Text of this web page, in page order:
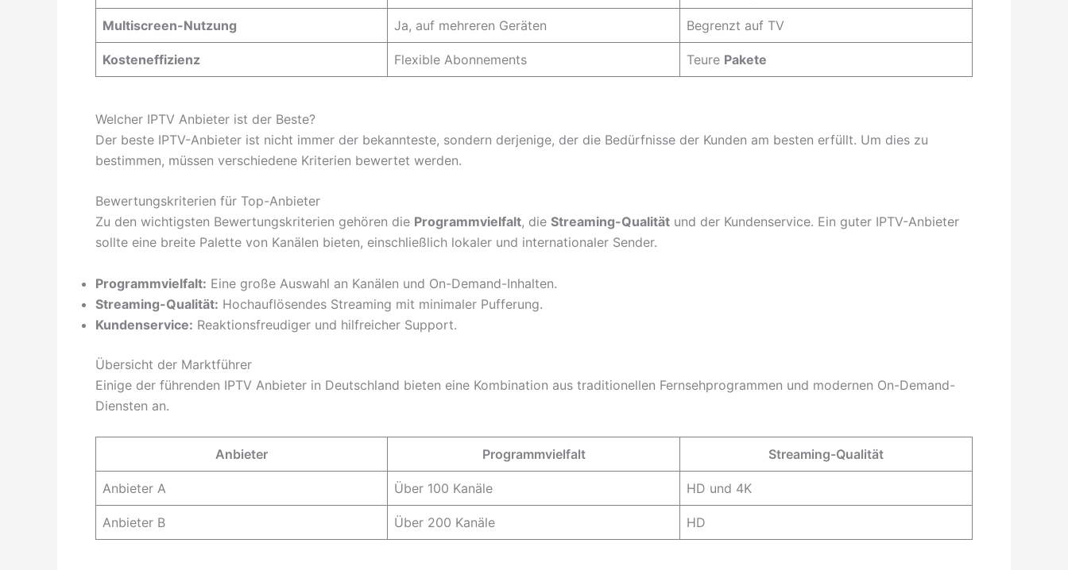
Multiscreen-Nutzung Ja, auf mehreren Geräten Begrenzt auf TV
Kosteneffizienz Flexible Abonnements Teure Pakete
Welcher IPTV Anbieter ist der Beste?
Der beste IPTV-Anbieter ist nicht immer der bekannteste, sondern derjenige, der die Bedürfnisse der Kunden am besten erfüllt. Um dies zu
bestimmen, müssen verschiedene Kriterien bewertet werden.
Bewertungskriterien für Top-Anbieter
Zu den wichtigsten Bewertungskriterien gehören die Programmvielfalt, die Streaming-Qualität und der Kundenservice. Ein guter IPTV-Anbieter
sollte eine breite Palette von Kanälen bieten, einschließlich lokaler und internationaler Sender.
Programmvielfalt: Eine große Auswahl an Kanälen und On-Demand-Inhalten.
Streaming-Qualität: Hochauflösendes Streaming mit minimaler Pufferung.
Kundenservice: Reaktionsfreudiger und hilfreicher Support.
Übersicht der Marktführer
Einige der führenden IPTV Anbieter in Deutschland bieten eine Kombination aus traditionellen Fernsehprogrammen und modernen On-Demand-
Diensten an.
Anbieter Programmvielfalt Streaming-Qualität
Anbieter A Über 100 Kanäle HD und 4K
Anbieter B Über 200 Kanäle HD